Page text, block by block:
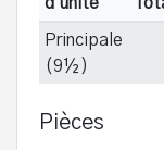
d'unité
Principale
(9½)
Pièces